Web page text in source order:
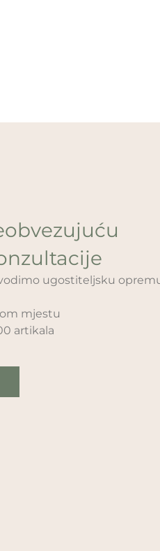
ugostiteljsku
mjestu
artikala